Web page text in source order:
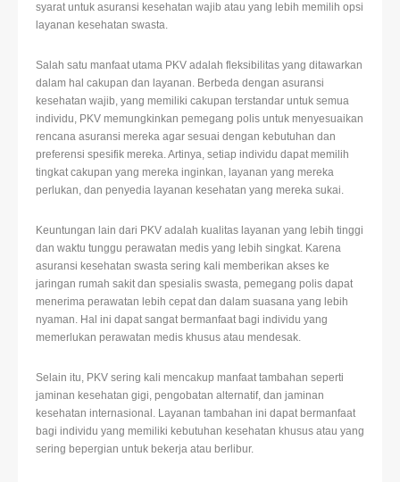
syarat untuk asuransi kesehatan wajib atau yang lebih memilih opsi
layanan kesehatan swasta.
Salah satu manfaat utama PKV adalah fleksibilitas yang ditawarkan
dalam hal cakupan dan layanan. Berbeda dengan asuransi
kesehatan wajib, yang memiliki cakupan terstandar untuk semua
individu, PKV memungkinkan pemegang polis untuk menyesuaikan
rencana asuransi mereka agar sesuai dengan kebutuhan dan
preferensi spesifik mereka. Artinya, setiap individu dapat memilih
tingkat cakupan yang mereka inginkan, layanan yang mereka
perlukan, dan penyedia layanan kesehatan yang mereka sukai.
Keuntungan lain dari PKV adalah kualitas layanan yang lebih tinggi
dan waktu tunggu perawatan medis yang lebih singkat. Karena
asuransi kesehatan swasta sering kali memberikan akses ke
jaringan rumah sakit dan spesialis swasta, pemegang polis dapat
menerima perawatan lebih cepat dan dalam suasana yang lebih
nyaman. Hal ini dapat sangat bermanfaat bagi individu yang
memerlukan perawatan medis khusus atau mendesak.
Selain itu, PKV sering kali mencakup manfaat tambahan seperti
jaminan kesehatan gigi, pengobatan alternatif, dan jaminan
kesehatan internasional. Layanan tambahan ini dapat bermanfaat
bagi individu yang memiliki kebutuhan kesehatan khusus atau yang
sering bepergian untuk bekerja atau berlibur.